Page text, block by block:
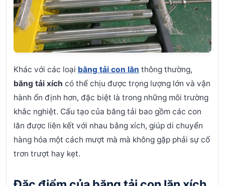
Khác với các loại băng tải con lăn thông thường,
băng tải xích có thể chịu được trọng lượng lớn và vận
hành ổn định hơn, đặc biệt là trong những môi trường
khắc nghiệt. Cấu tạo của băng tải bao gồm các con
lăn được liên kết với nhau bằng xích, giúp di chuyển
hàng hóa một cách mượt mà mà không gặp phải sự cố
trơn trượt hay kẹt.